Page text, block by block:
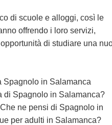
di scuole e alloggi, così le
offrendo i loro servizi,
di studiare una
Spagnolo in Salamanca
di Spagnolo in Salamanca?
ne pensi di Spagnolo in
per adulti in Salamanca?